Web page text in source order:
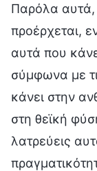
Παρόλα αυτά,
προέρχεται,
αυτά που
σύμφωνα με
κάνει στην
στη θεϊκή
λατρεύεις